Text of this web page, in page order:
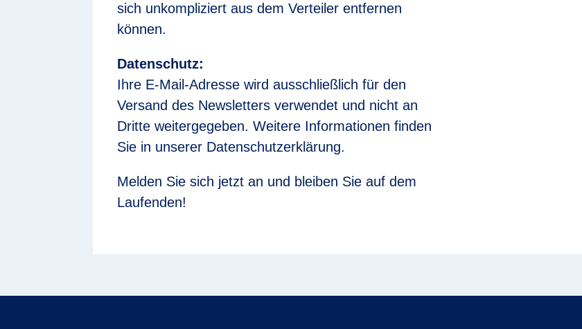
sich unkompliziert aus dem Verteiler entfernen
können.
Datenschutz:
Ihre E-Mail-Adresse wird ausschließlich für den
Versand des Newsletters verwendet und nicht an
Dritte weitergegeben. Weitere Informationen finden
Sie in unserer Datenschutzerklärung.
Melden Sie sich jetzt an und bleiben Sie auf dem
Laufenden!